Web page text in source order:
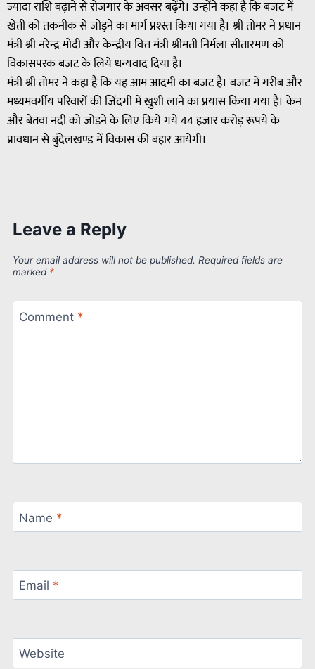
ज्यादा राशि बढ़ाने से रोजगार के अवसर बढ़ेंगे। उन्होंने कहा है कि बजट में
खेती को तकनीक से जोड़ने का मार्ग प्रश्स्त किया गया है। श्री तोमर ने प्रधान
मंत्री श्री नरेन्द्र मोदी और केन्द्रीय वित्त मंत्री श्रीमती निर्मला सीतारमण को
विकासपरक बजट के लिये धन्यवाद दिया है।
मंत्री श्री तोमर ने कहा है कि यह आम आदमी का बजट है। बजट में गरीब और
मध्यमवर्गीय परिवारों की जिंदगी में खुशी लाने का प्रयास किया गया है। केन
और बेतवा नदी को जोड़ने के लिए किये गये 44 हजार करोड़ रूपये के
प्रावधान से बुंदेलखण्ड में विकास की बहार आयेगी।
Leave a Reply
Your email address will not be published. Required fields are
marked *
Comment *
Name *
Email *
Website